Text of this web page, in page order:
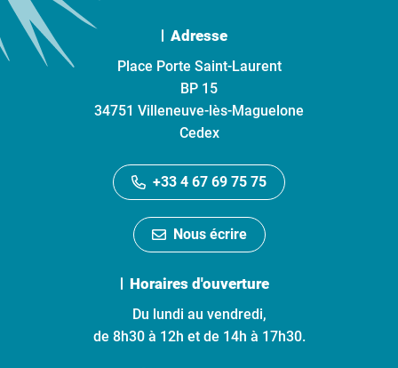
Adresse
Place Porte Saint-Laurent
BP 15
34751 Villeneuve-lès-Maguelone
Cedex
+33 4 67 69 75 75
Nous écrire
Horaires d'ouverture
Du lundi au vendredi,
de 8h30 à 12h et de 14h à 17h30.